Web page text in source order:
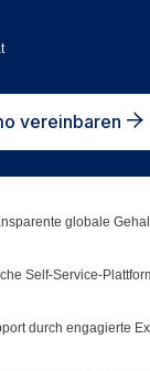
vereinbaren
globale
Self-Service-
durch engagierte